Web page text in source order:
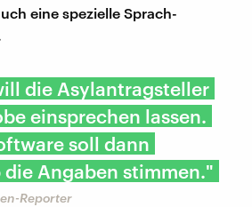
eine spezielle Sprach-
die Asylantragsteller
einsprechen lassen.
soll dann
Angaben stimmen."
Reporter